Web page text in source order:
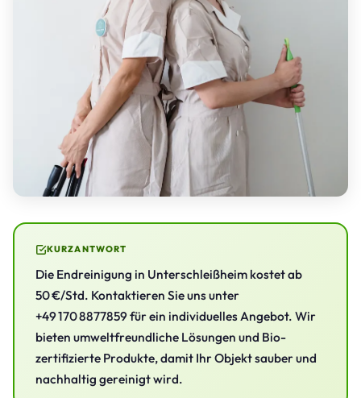
KURZANTWORT
Die Endreinigung in Unterschleißheim kostet ab
50 €/Std. Kontaktieren Sie uns unter
+49 170 8877859 für ein individuelles Angebot. Wir
bieten umweltfreundliche Lösungen und Bio-
zertifizierte Produkte, damit Ihr Objekt sauber und
nachhaltig gereinigt wird.